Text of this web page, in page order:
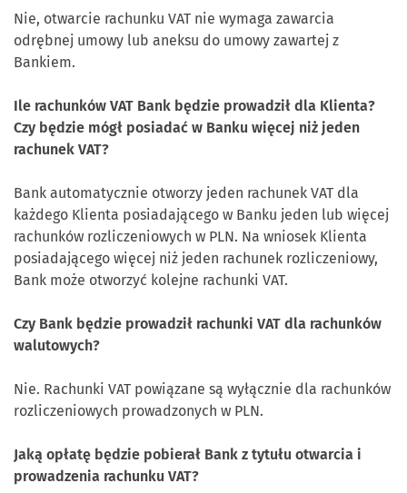
Nie, otwarcie rachunku VAT nie wymaga zawarcia
odrębnej umowy lub aneksu do umowy zawartej z
Bankiem.
Ile rachunków VAT Bank będzie prowadził dla Klienta?
Czy będzie mógł posiadać w Banku więcej niż jeden
rachunek VAT?
Bank automatycznie otworzy jeden rachunek VAT dla
każdego Klienta posiadającego w Banku jeden lub więcej
rachunków rozliczeniowych w PLN. Na wniosek Klienta
posiadającego więcej niż jeden rachunek rozliczeniowy,
Bank może otworzyć kolejne rachunki VAT.
Czy Bank będzie prowadził rachunki VAT dla rachunków
walutowych?
Nie. Rachunki VAT powiązane są wyłącznie dla rachunków
rozliczeniowych prowadzonych w PLN.
Jaką opłatę będzie pobierał Bank z tytułu otwarcia i
prowadzenia rachunku VAT?